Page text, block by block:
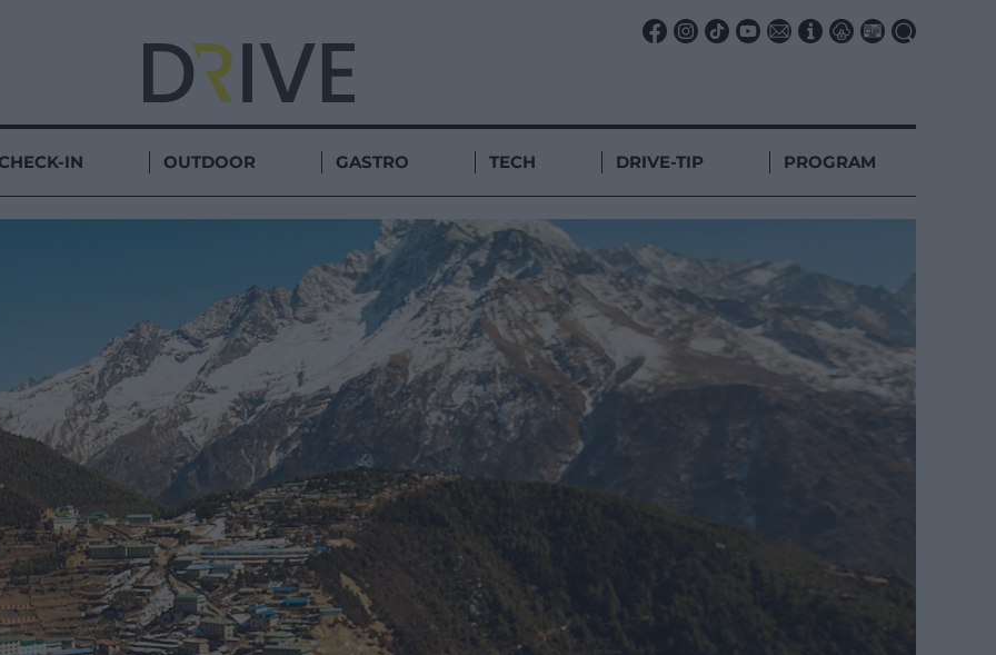
IN OUTDOOR GASTRO TECH DRIVE-TIP PROGRAM